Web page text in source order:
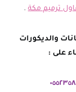
ترميم مكة .
والديكورات
على :